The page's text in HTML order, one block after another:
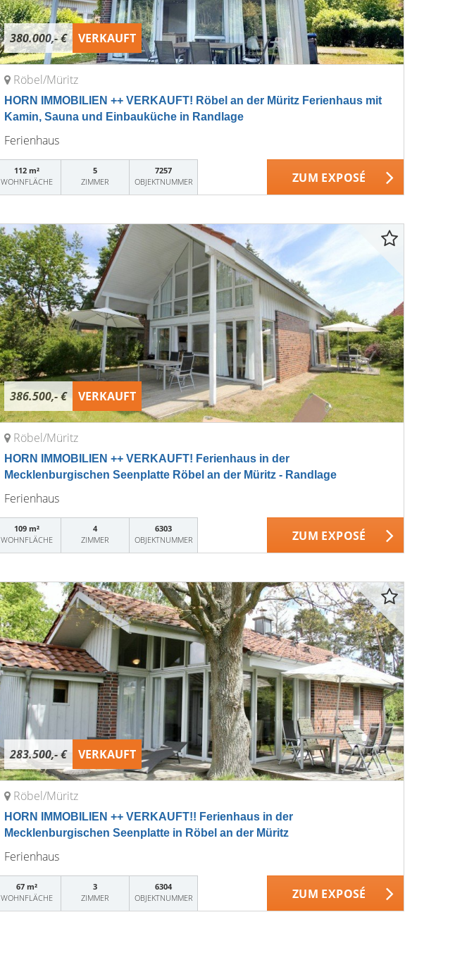
380.000,- € VERKAUFT
Röbel/Müritz
HORN IMMOBILIEN ++ VERKAUFT! Röbel an der Müritz Ferienhaus mit
Kamin, Sauna und Einbauküche in Randlage
Ferienhaus
112 m²
WOHNFLÄCHE
5
ZIMMER
7257
OBJEKTNUMMER
ZUM EXPOSÉ
386.500,- € VERKAUFT
Röbel/Müritz
HORN IMMOBILIEN ++ VERKAUFT! Ferienhaus in der
Mecklenburgischen Seenplatte Röbel an der Müritz - Randlage
Ferienhaus
109 m²
WOHNFLÄCHE
4
ZIMMER
6303
OBJEKTNUMMER
ZUM EXPOSÉ
283.500,- € VERKAUFT
Röbel/Müritz
HORN IMMOBILIEN ++ VERKAUFT!! Ferienhaus in der
Mecklenburgischen Seenplatte in Röbel an der Müritz
Ferienhaus
67 m²
WOHNFLÄCHE
3
ZIMMER
6304
OBJEKTNUMMER
ZUM EXPOSÉ